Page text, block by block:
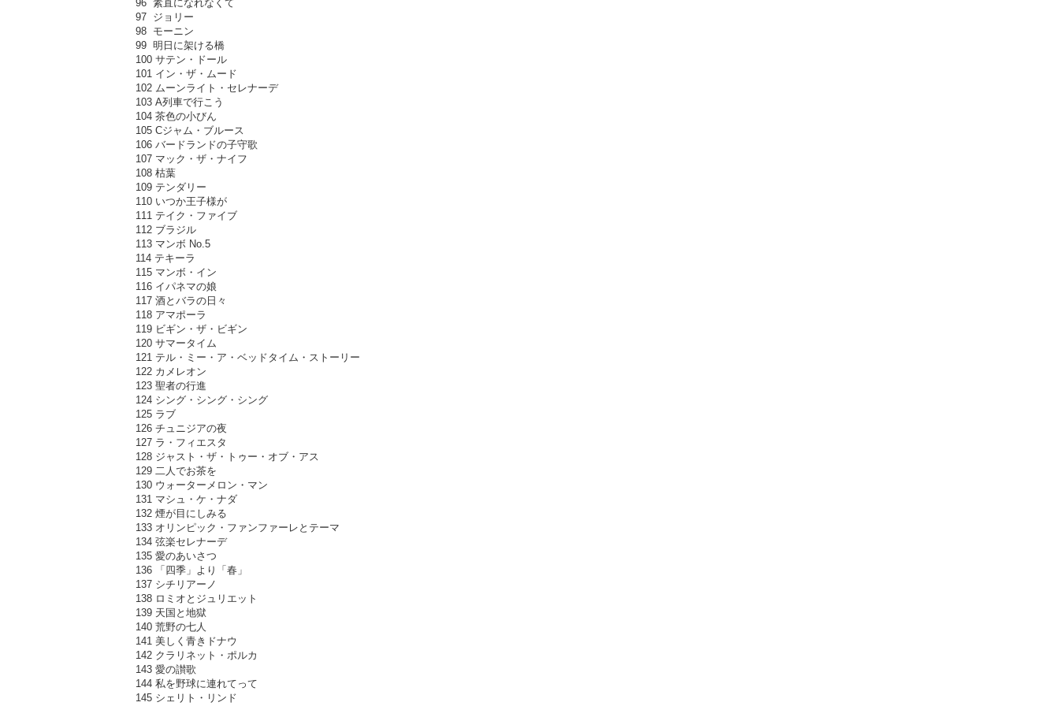
96 素直になれなくて
97 ジョリー
98 モーニン
99 明日に架ける橋
100 サテン・ドール
101 イン・ザ・ムード
102 ムーンライト・セレナーデ
103 A列車で行こう
104 茶色の小びん
105 Cジャム・ブルース
106 バードランドの子守歌
107 マック・ザ・ナイフ
108 枯葉
109 テンダリー
110 いつか王子様が
111 テイク・ファイブ
112 ブラジル
113 マンボ No.5
114 テキーラ
115 マンボ・イン
116 イパネマの娘
117 酒とバラの日々
118 アマポーラ
119 ビギン・ザ・ビギン
120 サマータイム
121 テル・ミー・ア・ベッドタイム・ストーリー
122 カメレオン
123 聖者の行進
124 シング・シング・シング
125 ラブ
126 チュニジアの夜
127 ラ・フィエスタ
128 ジャスト・ザ・トゥー・オブ・アス
129 二人でお茶を
130 ウォーターメロン・マン
131 マシュ・ケ・ナダ
132 煙が目にしみる
133 オリンピック・ファンファーレとテーマ
134 弦楽セレナーデ
135 愛のあいさつ
136 「四季」より「春」
137 シチリアーノ
138 ロミオとジュリエット
139 天国と地獄
140 荒野の七人
141 美しく青きドナウ
142 クラリネット・ポルカ
143 愛の讃歌
144 私を野球に連れてって
145 シェリト・リンド